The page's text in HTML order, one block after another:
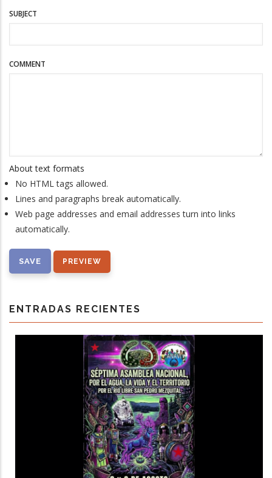
SUBJECT
COMMENT
About text formats
No HTML tags allowed.
Lines and paragraphs break automatically.
Web page addresses and email addresses turn into links
automatically.
ENTRADAS RECIENTES